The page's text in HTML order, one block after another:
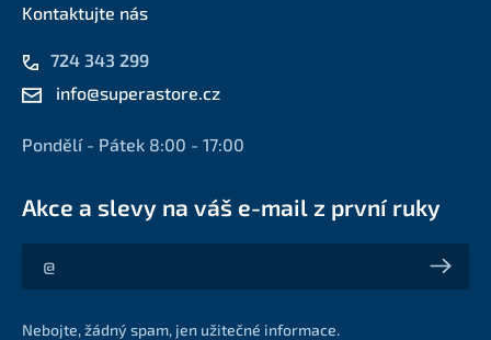
Kontaktujte nás
724 343 299
info@superastore.cz
Pondělí - Pátek 8:00 - 17:00
Akce a slevy na váš e-mail z první ruky
Akce a slevy na váš e-mail z první ruky
Nebojte, žádný spam, jen užitečné informace.